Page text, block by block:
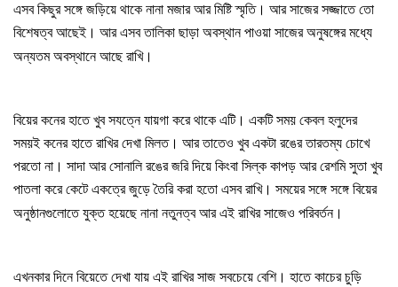
এসব কিছুর সঙ্গে জড়িয়ে থাকে নানা মজার আর মিষ্টি স্মৃতি। আর সাজের সজ্জাতে তো
বিশেষত্ব আছেই। আর এসব তালিকা ছাড়া অবস্থান পাওয়া সাজের অনুষঙ্গের মধ্যে
অন্যতমঅবস্থানে আছে রাখি।
বিয়ের কনের হাতে খুব সযত্নে যায়গা করে থাকে এটি। একটি সময় কেবল হলুদের
সময়ই কনের হাতে রাখির দেখা মিলত। আর তাতেও খুব একটা রঙের তারতম্য চোখে
পরতো না। সাদা আর সোনালি রঙের জরি দিয়ে কিংবা সিল্ক কাপড় আর রেশমি সুতা খুব
পাতলা করে কেটে একত্রে জুড়ে তৈরি করা হতো এসব রাখি। সময়ের সঙ্গে সঙ্গে বিয়ের
অনুষ্ঠানগুলোতে যুক্ত হয়েছে নানা নতুনত্ব আর এই রাখির সাজেও পরিবর্তন।
এখনকার দিনে বিয়েতে দেখা যায় এই রাখির সাজ সবচেয়ে বেশি। হাতে কাচের চুড়ি